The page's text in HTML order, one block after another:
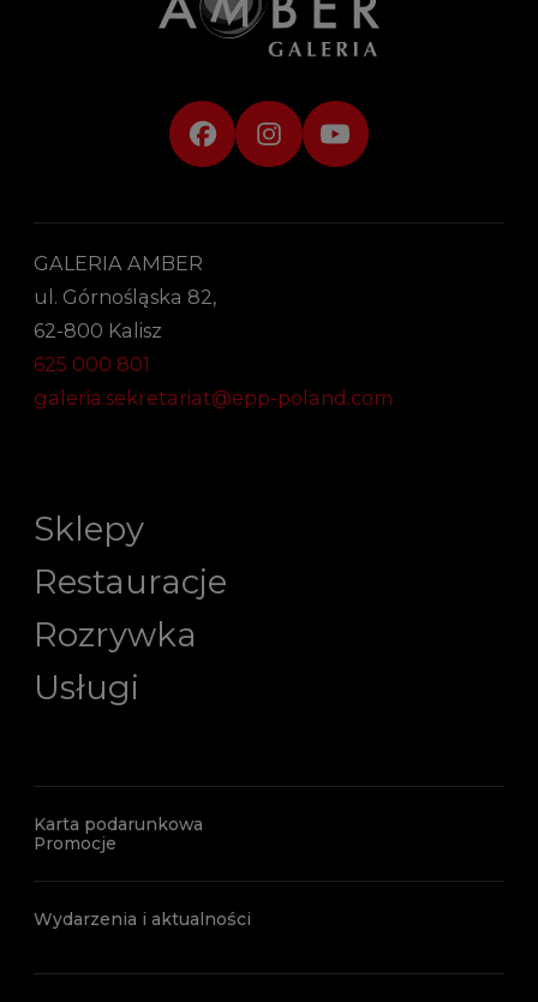
GALERIA AMBER
ul. Górnośląska 82,
62-800 Kalisz
625 000 801
galeria.sekretariat@epp-poland.com
Sklepy
Restauracje
Rozrywka
Usługi
Karta podarunkowa
Promocje
Wydarzenia i aktualności